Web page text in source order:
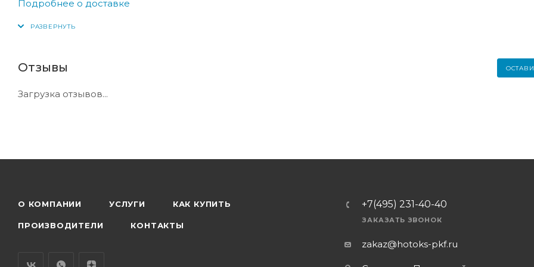
Подробнее о доставке
Отзывы
Загрузка отзывов...
О КОМПАНИИ УСЛУГИ КАК КУПИТЬ
ПРОИЗВОДИТЕЛИ КОНТАКТЫ
+7(495) 231-40-40
ЗАКАЗАТЬ ЗВОНОК
zakaz@hotoks-pkf.ru